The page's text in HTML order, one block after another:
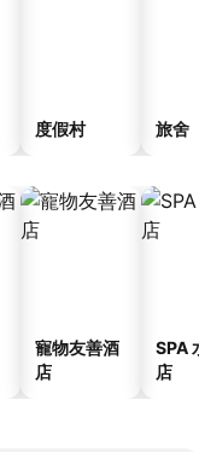
度假村 旅舍
寵物友善酒
店
SPA
店